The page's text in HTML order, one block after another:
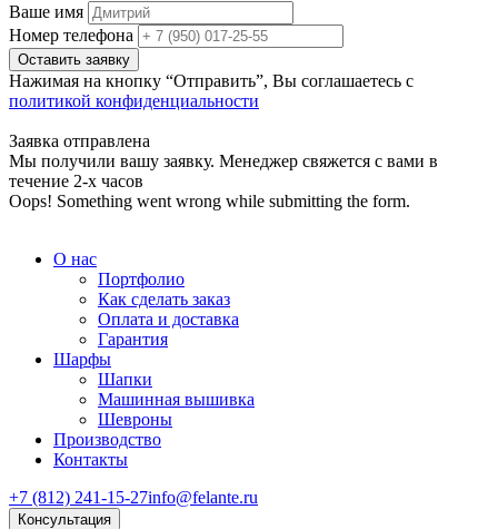
Ваше имя
Номер телефона
Нажимая на кнопку “Отправить”, Вы соглашаетесь с
политикой конфиденциальности
Заявка отправлена
Мы получили вашу заявку. Менеджер свяжется с вами в
течение 2-х часов
Oops! Something went wrong while submitting the form.
О нас
Портфолио
Как сделать заказ
Оплата и доставка
Гарантия
Шарфы
Шапки
Машинная вышивка
Шевроны
Производство
Контакты
+7 (812) 241-15-27info@felante.ru
Консультация